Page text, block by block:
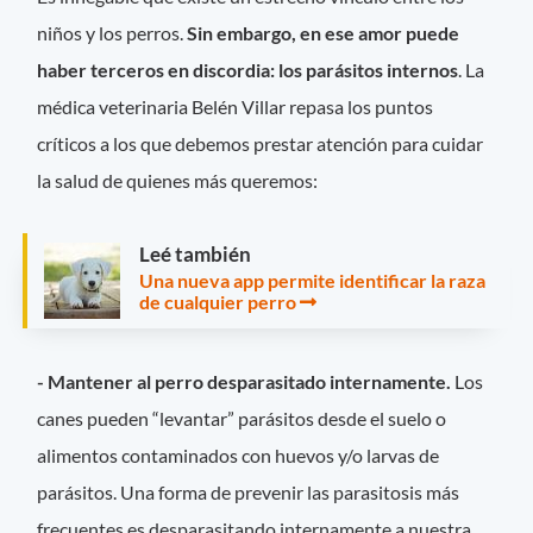
niños y los perros.Sin embargo, en ese amor puede
haber terceros en discordia: los parásitos internos . La
médica veterinaria Belén Villar repasa los puntos
críticos a los que debemos prestar atención para cuidar
la salud de quienes más queremos:
Leé también
Una nueva app permite identificar la raza
de cualquier perro
- Mantener al perro desparasitado internamente. Los
canes pueden “levantar” parásitos desde el suelo o
alimentos contaminados con huevos y/o larvas de
parásitos. Una forma de prevenir las parasitosis más